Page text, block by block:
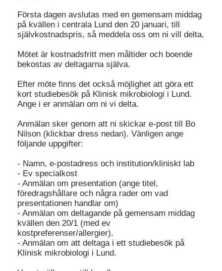
Första dagen avslutas med en gemensam middag
på kvällen i centrala Lund den 20 januari, till
självkostnadspris, så meddela oss om ni vill delta.
Mötet är kostnadsfritt men måltider och boende
bekostas av deltagarna själva.
Efter möte finns det också möjlighet att göra ett
kort studiebesök på Klinisk mikrobiologi i Lund.
Ange i er anmälan om ni vi delta.
Anmälan sker genom att ni skickar e-post till Bo
Nilson (klickbar dress nedan). Vänligen ange
följande uppgifter:
- Namn, e-postadress och institution/kliniskt lab
- Ev specialkost
- Anmälan om presentation (ange titel,
föredragshållare och några rader om vad
presentationen handlar om)
- Anmälan om deltagande på gemensam middag
kvällen den 20/1 (med ev
kostpreferenser/allergier).
- Anmälan om att deltaga i ett studiebesök på
Klinisk mikrobiologi i Lund.